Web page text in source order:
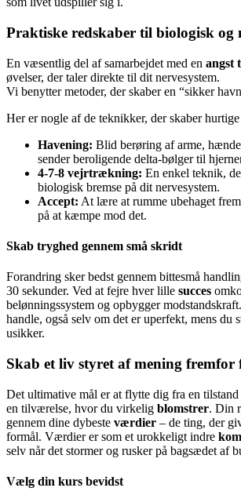
Praktiske redskaber til biologisk og
En væsentlig del af samarbejdet med en angst
øvelser, der taler direkte til dit nervesystem.
Vi benytter metoder, der skaber en “sikker
Her er nogle af de teknikker, der skaber hurtige
Havening: Blid berøring af arme,
sender beroligende delta-bølger til
4-7-8 vejrtrækning: En enkel teknik,
biologisk bremse på dit nervesystem.
Accept: At lære at rumme ubehaget
på at kæmpe mod det.
Skab tryghed gennem små skridt
Forandring sker bedst gennem bittesmå
30 sekunder. Ved at fejre hver lille succes
belønningssystem og opbygger
handle, også selv om det er uperfekt, mens du
usikker.
Skab et liv styret af mening fremfor
Det ultimative mål er at flytte dig fra en tilstand
en tilværelse, hvor du virkelig blomstrer. Din
gennem dine dybeste værdier – de ting, der
formål. Værdier er som et urokkeligt indre
selv når det stormer og rusker på bagsædet af
Vælg din kurs bevidst